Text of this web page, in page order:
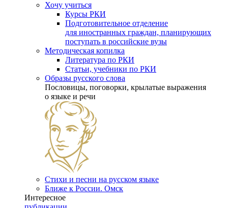
Хочу учиться
Курсы РКИ
Подготовительное отделение
для иностранных граждан, планирующих
поступать в российские вузы
Методическая копилка
Литература по РКИ
Статьи, учебники по РКИ
Образы русского слова
Пословицы, поговорки, крылатые выражения
о языке и речи
Стихи и песни на русском языке
Ближе к России. Омск
Интересное